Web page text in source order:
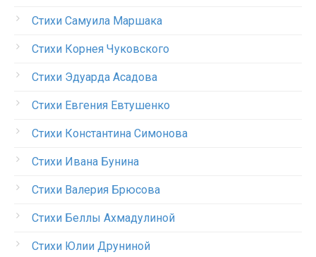
Стихи Самуила Маршака
Стихи Корнея Чуковского
Стихи Эдуарда Асадова
Стихи Евгения Евтушенко
Стихи Константина Симонова
Стихи Ивана Бунина
Стихи Валерия Брюсова
Стихи Беллы Ахмадулиной
Стихи Юлии Друниной